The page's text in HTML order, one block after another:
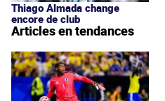
Thiago Almada change
encore de club
Articles en tendances